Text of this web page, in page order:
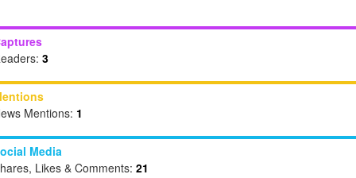
3
Mentions: 1
Media
Likes & Comments: 21